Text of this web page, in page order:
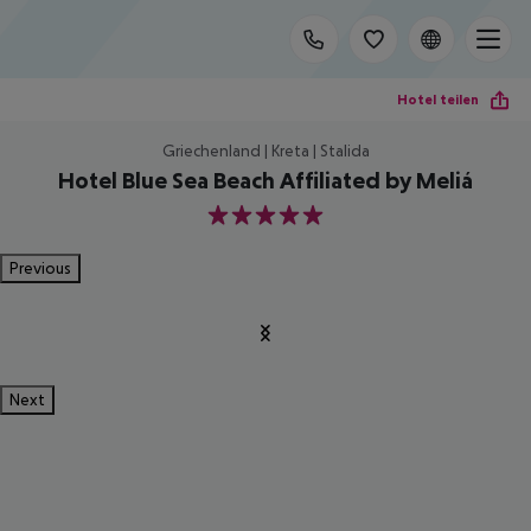
Hotel teilen
Griechenland | Kreta | Stalida
Hotel Blue Sea Beach Affiliated by Meliá
5
Previous
Next